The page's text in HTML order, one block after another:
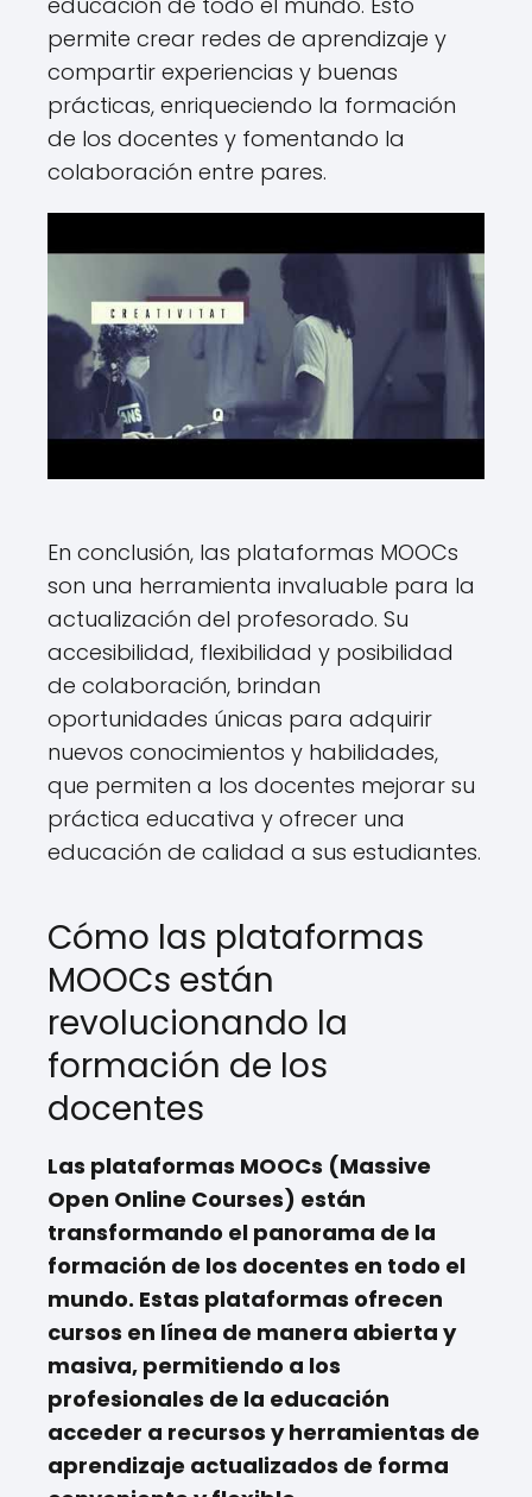
permite crear redes de aprendizaje y
compartir experiencias y buenas
prácticas, enriqueciendo la formación
de los docentes y fomentando la
colaboración entre pares.
En conclusión, las plataformas MOOCs
son una herramienta invaluable para la
actualización del profesorado. Su
accesibilidad, flexibilidad y posibilidad
de colaboración, brindan
oportunidades únicas para adquirir
nuevos conocimientos y habilidades,
que permiten a los docentes mejorar su
práctica educativa y ofrecer una
educación de calidad a sus estudiantes.
Cómo las plataformas
MOOCs están
revolucionando la
formación de los
docentes
Las plataformas MOOCs (Massive
Open Online Courses) están
transformando el panorama de la
formación de los docentes en todo el
mundo. Estas plataformas ofrecen
cursos en línea de manera abierta y
masiva, permitiendo a los
profesionales de la educación
acceder a recursos y herramientas de
aprendizaje actualizados de forma